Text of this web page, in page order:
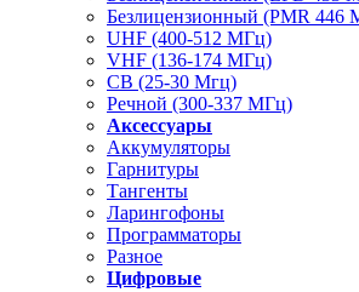
Безлицензионный (PMR 446
UHF (400-512 МГц)
VHF (136-174 МГц)
CB (25-30 Мгц)
Речной (300-337 МГц)
Аксессуары
Аккумуляторы
Гарнитуры
Тангенты
Ларингофоны
Программаторы
Разное
Цифровые